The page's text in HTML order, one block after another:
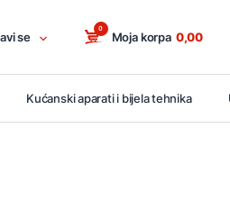
se Moja korpa
0
0,00
Kućanski aparati i bijela tehnika